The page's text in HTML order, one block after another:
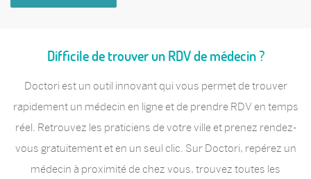
Difficile de trouver un RDV de médecin ?
Doctori est un outil innovant qui vous permet de trouver
rapidement un médecin en ligne et de prendre RDV en temps
réel. Retrouvez les praticiens de votre ville et prenez rendez-
vous gratuitement et en un seul clic. Sur Doctori, repérez un
médecin à proximité de chez vous, trouvez toutes les